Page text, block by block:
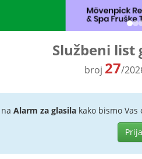
Službeni list
broj 27/
Alarm za glasilakako bismo Vas